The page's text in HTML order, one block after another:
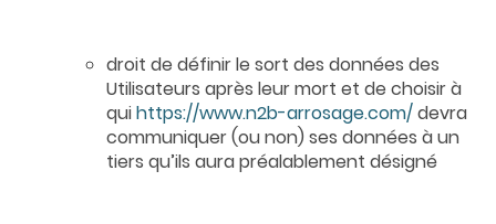
droit de définir le sort des données des
Utilisateurs après leur mort et de choisir à
quihttps://www.n2b-arrosage.com/devra
communiquer (ou non) ses données à un
tiers qu’ils aura préalablement désigné